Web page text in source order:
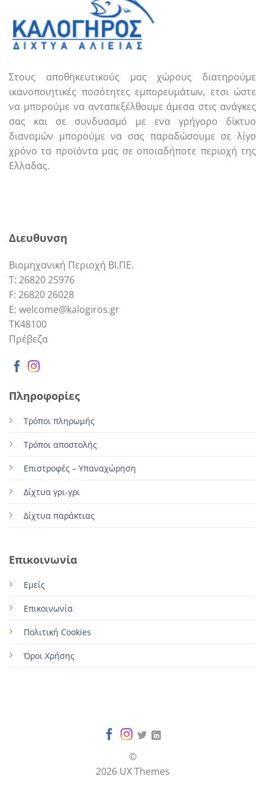
Στους αποθηκευτικούς μας χώρους διατηρούμε
ικανοποιητικές ποσότητες εμπορευμάτων, ετσι ώστε
να μπορούμε να ανταπεξέλθουμε άμεσα στις ανάγκες
σας και σε συνδυασμό με ενα γρήγορο δίκτυο
διανομών μπορούμε να σας παραδώσουμε σε λίγο
χρόνο τα προϊόντα μας σε οποιαδήποτε περιοχή της
Ελλαδας.
Διευθυνση
Βιομηχανική Περιοχή ΒΙ.ΠΕ.
Τ: 26820 25976
F: 26820 26028
E: welcome@kalogiros.gr
TK48100
Πρέβεζα
Πληροφορίες
Τρόποι πληρωμής
Τρόποι αποστολής
Επιστροφές – Υπαναχώρηση
Δίχτυα γρι-γρι
Δίχτυα παράκτιας
Επικοινωνία
Εμείς
Επικοινωνία
Πολιτική Cookies
Όροι Χρήσης
©
2026 UX Themes